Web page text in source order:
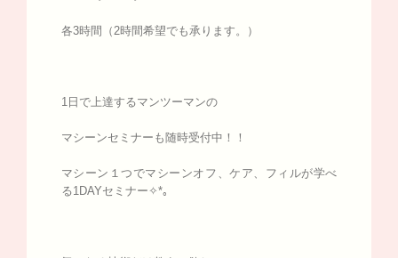
各3時間（2時間希望でも承ります。）
1日で上達するマンツーマンの
マシーンセミナーも随時受付中！！
マシーン１つでマシーンオフ、ケア、フィルが学べ
る1DAYセミナー✧*｡